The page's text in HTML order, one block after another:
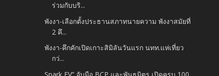
ร่วมกับบริ...
พังงา-เลือกตั้งประธานสภาทนายความ พังงาสมัยที่
2 คึ...
พังงา-คึกคักเปิดเกาะสิมิลันวันแรก นทท.แห่เที่ยว
กว่...
Spark EV” จับมือ BCP และพันธมิตร เปิดครบ 100